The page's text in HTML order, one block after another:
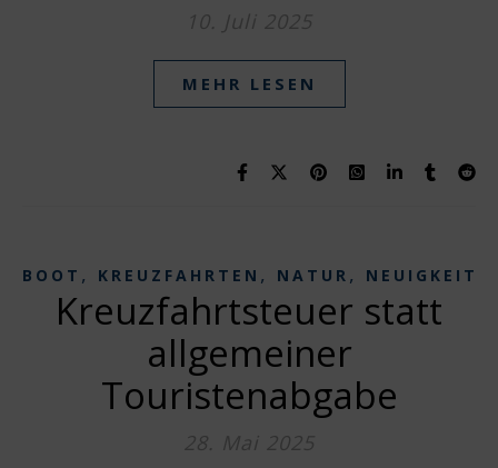
10. Juli 2025
MEHR LESEN
BOOT , KREUZFAHRTEN , NATUR ,
Kreuzfahrtsteuer statt
allgemeiner
Touristenabgabe
28. Mai 2025